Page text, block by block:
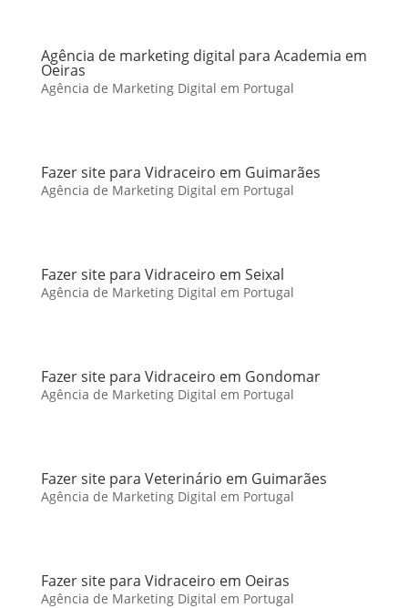
Agência de marketing digital para Academia em
Oeiras
Agência de Marketing Digital em Portugal
Fazer site para Vidraceiro em Guimarães
Agência de Marketing Digital em Portugal
Fazer site para Vidraceiro em Seixal
Agência de Marketing Digital em Portugal
Fazer site para Vidraceiro em Gondomar
Agência de Marketing Digital em Portugal
Fazer site para Veterinário em Guimarães
Agência de Marketing Digital em Portugal
Fazer site para Vidraceiro em Oeiras
Agência de Marketing Digital em Portugal